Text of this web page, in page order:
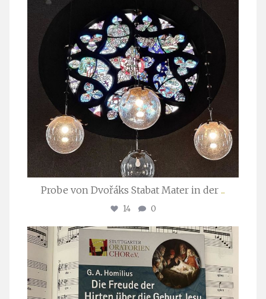
Probe von Dvořáks Stabat Mater in der ...
14 0
stuttgarter_oratorienchor
Nov. 29